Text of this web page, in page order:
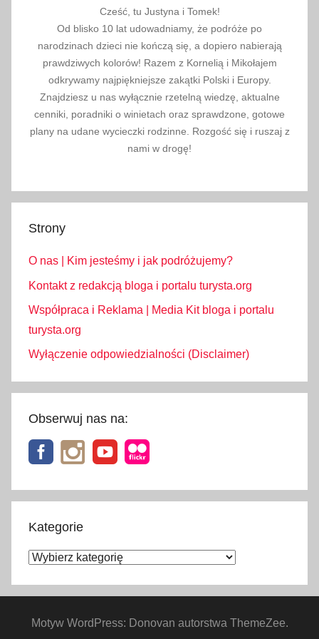
Cześć, tu Justyna i Tomek!
Od blisko 10 lat udowadniamy, że podróże po
narodzinach dzieci nie kończą się, a dopiero nabierają
prawdziwych kolorów! Razem z Kornelią i Mikołajem
odkrywamy najpiękniejsze zakątki Polski i Europy.
Znajdziesz u nas wyłącznie rzetelną wiedzę, aktualne
cenniki, poradniki o winietach oraz sprawdzone, gotowe
plany na udane wycieczki rodzinne. Rozgość się i ruszaj z
nami w drogę!
Strony
O nas | Kim jesteśmy i jak podróżujemy?
Kontakt z redakcją bloga i portalu turysta.org
Współpraca i Reklama | Media Kit bloga i portalu
turysta.org
Wyłączenie odpowiedzialności (Disclaimer)
Obserwuj nas na:
Kategorie
Kategorie
Motyw WordPress: Donovan autorstwa ThemeZee.